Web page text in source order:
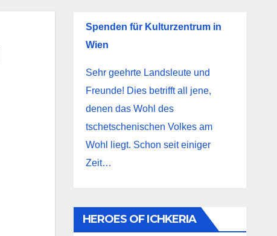
Spenden für Kulturzentrum in
Wien
Sehr geehrte Landsleute und
Freunde! Dies betrifft all jene,
denen das Wohl des
tschetschenischen Volkes am
Wohl liegt. Schon seit einiger
Zeit…
HEROES OF ICHKERIA